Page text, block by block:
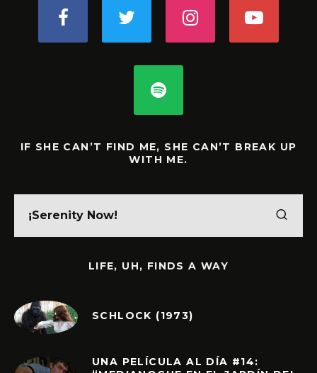
IF SHE CAN’T FIND ME, SHE CAN’T BREAK UP
WITH ME.
LIFE, UH, FINDS A WAY
SCHLOCK (1973)
UNA PELÍCULA AL DÍA #14: